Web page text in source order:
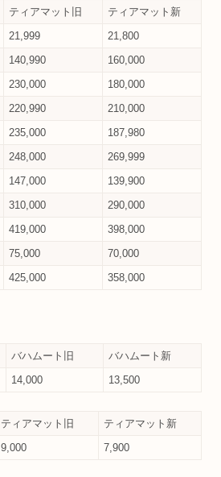
ティアマット旧
ティアマット新
21,999
21,800
140,990
160,000
230,000
180,000
220,990
210,000
235,000
187,980
248,000
269,999
147,000
139,900
310,000
290,000
419,000
398,000
75,000
70,000
425,000 358,000
バハムート旧
バハムート新
14,000 13,500
ティアマット旧
ティアマット新
9,000 7,900